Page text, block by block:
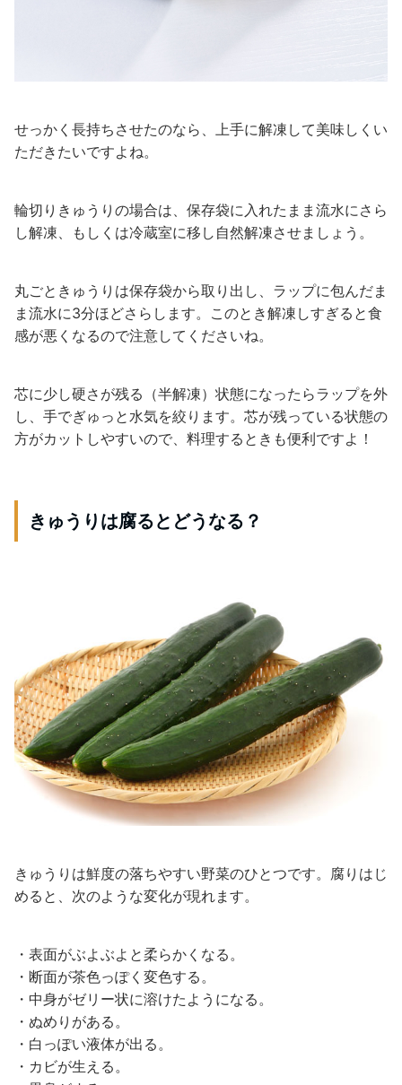
せっかく長持ちさせたのなら、上手に解凍して美味しくい
ただきたいですよね。
輪切りきゅうりの場合は、保存袋に入れたまま流水にさら
し解凍、もしくは冷蔵室に移し自然解凍させましょう。
丸ごときゅうりは保存袋から取り出し、ラップに包んだま
ま流水に3分ほどさらします。このとき解凍しすぎると食
感が悪くなるので注意してくださいね。
芯に少し硬さが残る（半解凍）状態になったらラップを外
し、手でぎゅっと水気を絞ります。芯が残っている状態の
方がカットしやすいので、料理するときも便利ですよ！
きゅうりは腐るとどうなる？
きゅうりは鮮度の落ちやすい野菜のひとつです。腐りはじ
めると、次のような変化が現れます。
・表面がぶよぶよと柔らかくなる。
・断面が茶色っぽく変色する。
・中身がゼリー状に溶けたようになる。
・ぬめりがある。
・白っぽい液体が出る。
・カビが生える。